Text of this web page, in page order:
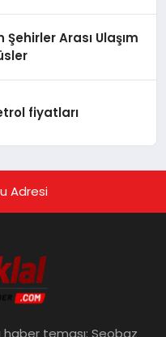
Şehirler Arası Ulaşım
fiyatları
Adresi